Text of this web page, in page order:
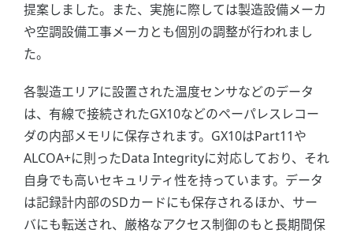
提案しました。また、実施に際しては製造設備メーカ
や空調設備工事メーカとも個別の調整が行われまし
た。
各製造エリアに設置された温度センサなどのデータ
は、有線で接続されたGX10などのペーパレスレコー
ダの内部メモリに保存されます。GX10はPart11や
ALCOA+に則ったData Integrityに対応しており、それ
自身でも高いセキュリティ性を持っています。データ
は記録計内部のSDカードにも保存されるほか、サー
バにも転送され、厳格なアクセス制御のもと長期間保